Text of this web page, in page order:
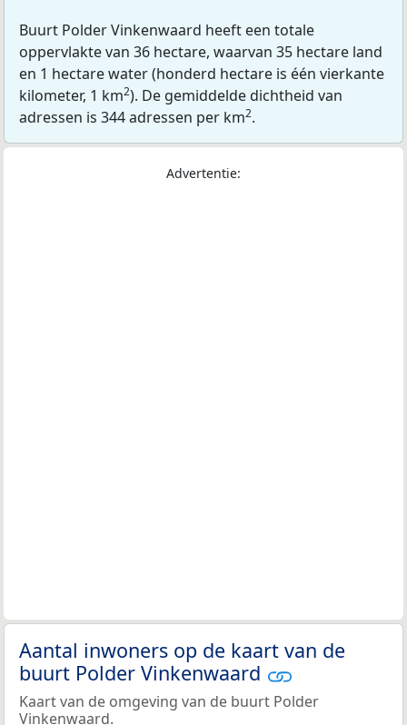
Buurt Polder Vinkenwaard heeft een totale
oppervlakte van 36 hectare, waarvan 35 hectare land
en 1 hectare water (honderd hectare is één vierkante
kilometer, 1 km2). De gemiddelde dichtheid van
adressen is 344 adressen per km2.
Advertentie:
Aantal inwoners op de kaart van de
buurt Polder Vinkenwaard
Kaart van de omgeving van de buurt Polder
Vinkenwaard.